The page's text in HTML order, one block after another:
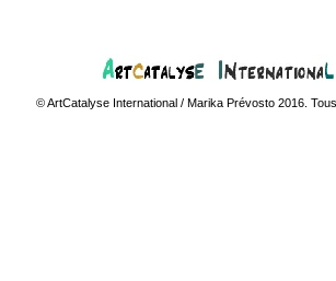
© ArtCatalyse International / Marika Prévosto 2016.